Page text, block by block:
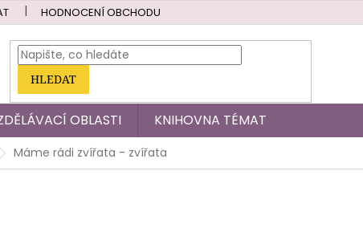
HODNOCENÍ OBCHODU
HLEDAT
OBLASTI KNIHOVNA TÉMAT
Máme rádi zvířata - zvířata